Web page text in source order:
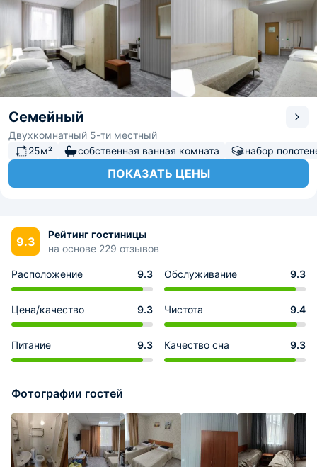
Семейный
Двухкомнатный 5-ти местный
25м²
собственная ванная комната набор
ПОКАЗАТЬ ЦЕНЫ
9.3
Рейтинг гостиницы
на основе 229 отзывов
Расположение 9.3 Обслуживание 9.3
Цена/качество 9.3 Чистота 9.4
Питание 9.3 Качество сна 9.3
Фотографии гостей